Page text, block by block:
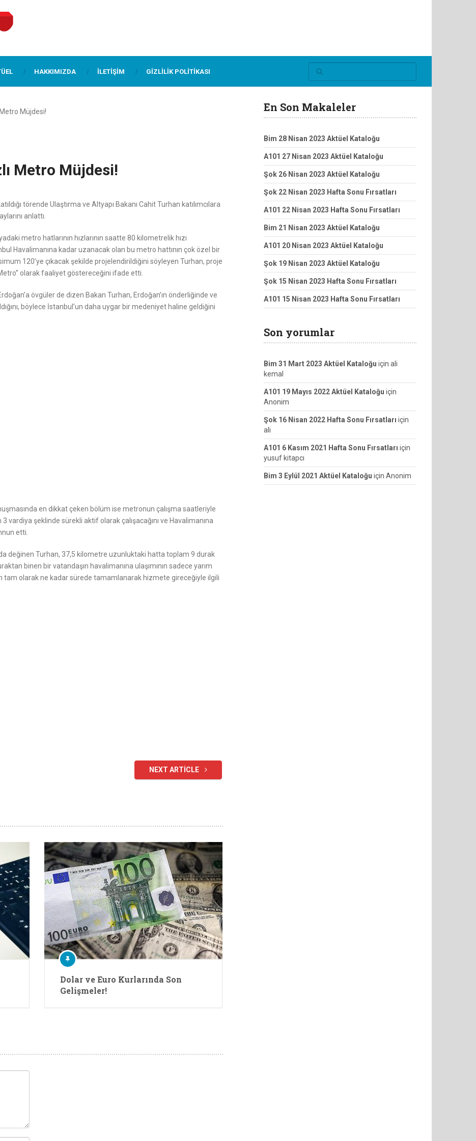
HAKKIMIZDA İLETIŞIM GIZLILIK POLITIKASI
Metro Müjdesi!
Metro Müjdesi!
törende Ulaştırma ve Altyapı Bakanı Cahit Turhan katılımcılara
anlattı.
metro hatlarının hızlarının saatte 80 kilometrelik hızı
Havalimanına kadar uzanacak olan bu metro hattının çok özel bir
120’ye çıkacak şekilde projelendirildiğini söyleyen Turhan, proje
olarak faaliyet göstereceğini ifade etti.
övgüler de dizen Bakan Turhan, Erdoğan’ın önderliğinde ve
böylece İstanbul’un daha uygar bir medeniyet haline geldiğini
en dikkat çeken bölüm ise metronun çalışma saatleriyle
vardiya şeklinde sürekli aktif olarak çalışacağını ve Havalimanına
etti.
değinen Turhan, 37,5 kilometre uzunluktaki hatta toplam 9 durak
binen bir vatandaşın havalimanına ulaşımının sadece yarım
tam olarak ne kadar sürede tamamlanarak hizmete gireceğiyle ilgili
NEXT ARTICLE
Dolar ve Euro Kurlarında Son
Gelişmeler!
En Son Makaleler
Bim 28 Nisan 2023 Aktüel Kataloğu
A101 27 Nisan 2023 Aktüel Kataloğu
Şok 26 Nisan 2023 Aktüel Kataloğu
Şok 22 Nisan 2023 Hafta Sonu Fırsatları
A101 22 Nisan 2023 Hafta Sonu Fırsatları
Bim 21 Nisan 2023 Aktüel Kataloğu
A101 20 Nisan 2023 Aktüel Kataloğu
Şok 19 Nisan 2023 Aktüel Kataloğu
Şok 15 Nisan 2023 Hafta Sonu Fırsatları
A101 15 Nisan 2023 Hafta Sonu Fırsatları
Son yorumlar
Bim 31 Mart 2023 Aktüel Kataloğu için ali
kemal
A101 19 Mayıs 2022 Aktüel Kataloğu için
Anonim
Şok 16 Nisan 2022 Hafta Sonu Fırsatları için
ali
A101 6 Kasım 2021 Hafta Sonu Fırsatları için
yusuf kitapcı
Bim 3 Eylül 2021 Aktüel Kataloğu için Anonim